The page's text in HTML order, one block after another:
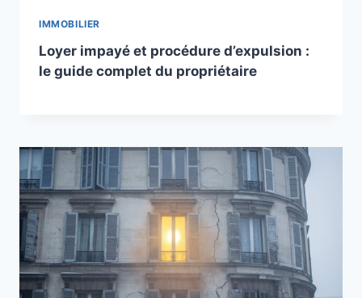
IMMOBILIER
Loyer impayé et procédure d’expulsion :
le guide complet du propriétaire